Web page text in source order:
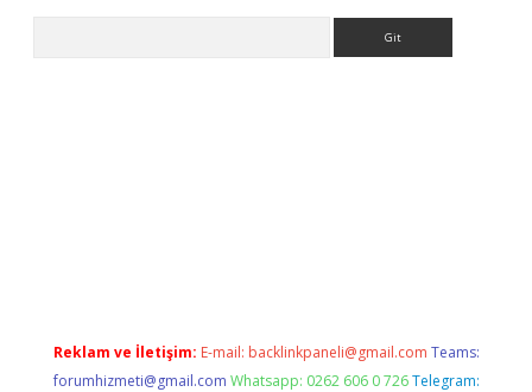
Reklam ve İletişim: E-mail: backlinkpaneli@gmail.com Teams:
forumhizmeti@gmail.com Whatsapp: 0262 606 0 726 Telegram: